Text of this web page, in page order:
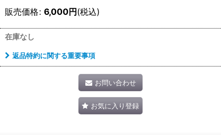
販売価格: 6,000円(税込)
在庫なし
返品特約に関する重要事項
お問い合わせ
お気に入り登録